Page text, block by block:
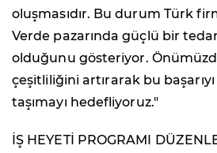
oluşmasıdır. Bu durum Türk
Verde pazarında güçlü bir
olduğunu gösteriyor.
çeşitliliğini artırarak bu
taşımayı hedefliyoruz."
İŞ HEYETİ PROGRAMI